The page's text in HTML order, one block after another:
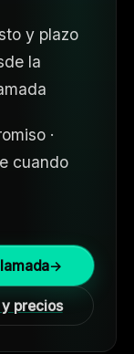
y plazo
la
·
cuando
→
precios